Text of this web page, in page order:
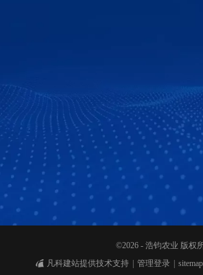
©2026 - 浩钧农业 版权
凡科建站提供技术支持
管理登录 sitemap